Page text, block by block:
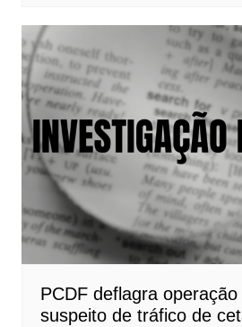
PCDF deflagra
suspeito de tráfico de